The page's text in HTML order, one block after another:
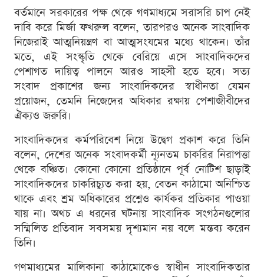
বর্তমানে সরকারের পক্ষ থেকে গণমাধ্যমে সরাসরি চাপ নেই
দাবি করে মির্জা ফখরুল বলেন, তারপরও অনেক সাংবাদিক
নিজেরাই আত্মনিয়ন্ত্রণ বা আত্মসংযমের মধ্যে থাকেন। তাঁর
মতে, এই সংস্কৃতি থেকে বেরিয়ে এসে সাংবাদিকদের
পেশাগত দায়িত্ব পালনে আরও সাহসী হতে হবে। সত্য
সংবাদ প্রকাশের জন্য সাংবাদিকদের স্বাধীনতা যেমন
প্রয়োজন, তেমনি নিজেদের অধিকার রক্ষায় পেশাজীবীদের
ঐক্যও জরুরি।
সাংবাদিকদের কর্মপরিবেশ নিয়ে উদ্বেগ প্রকাশ করে তিনি
বলেন, দেশের অনেক সংবাদকর্মী ন্যূনতম চাকরির নিরাপত্তা
থেকে বঞ্চিত। কোনো কোনো প্রতিষ্ঠানে পূর্ব নোটিশ ছাড়াই
সাংবাদিকদের চাকরিচ্যুত করা হয়, বেতন কাঠামো অনিশ্চিত
থাকে এবং শ্রম অধিকারের প্রশ্নেও কার্যকর প্রতিকার পাওয়া
যায় না। অথচ এ ধরনের ঘটনায় সাংবাদিক সংগঠনগুলোর
সম্মিলিত প্রতিবাদ সবসময় দৃশ্যমান নয় বলে মন্তব্য করেন
তিনি।
গণমাধ্যমের মালিকানা কাঠামোকেও স্বাধীন সাংবাদিকতার